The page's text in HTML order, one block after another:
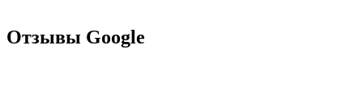
Отзывы Google